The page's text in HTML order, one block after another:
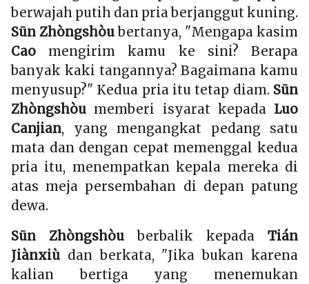
berwajah putih dan pria berjanggut kuning.
Sūn Zhòngshòubertanya, "Mengapa kasim
Cao mengirim kamu ke sini? Berapa
banyak kaki tangannya? Bagaimana kamu
menyusup?" Kedua pria itu tetap diam. Sūn
Zhòngshòu memberi isyarat kepada Luo
Canjian, yang mengangkat pedang satu
mata dan dengan cepat memenggal kedua
pria itu, menempatkan kepala mereka di
atas meja persembahan di depan patung
dewa.
Sūn Zhòngshòu berbalik kepada Tián
Jiànxiù dan berkata, "Jika bukan karena
kalian bertiga yang menemukan